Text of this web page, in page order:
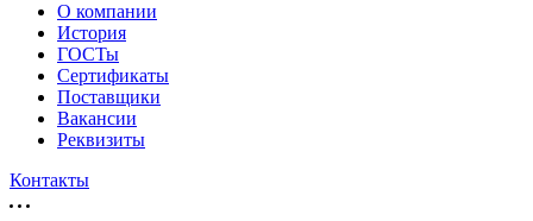
О компании
История
ГОСТы
Сертификаты
Поставщики
Вакансии
Реквизиты
Контакты